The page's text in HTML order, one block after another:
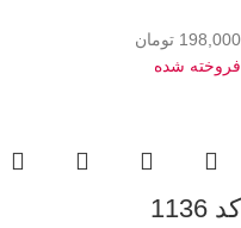
198,000 تومان
فروخته شده
کد 1136